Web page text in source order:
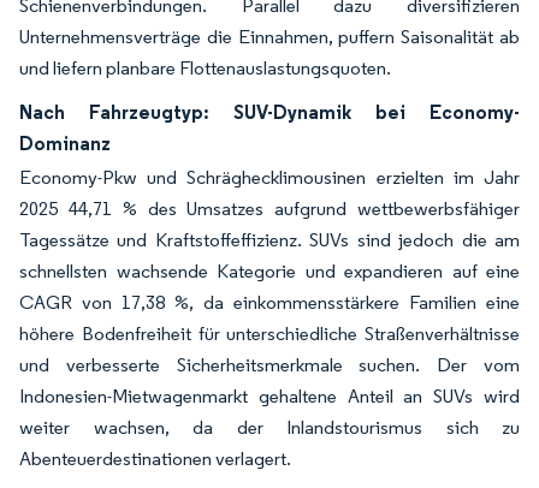
Schienenverbindungen. Parallel dazu diversifizieren
Unternehmensverträge die Einnahmen, puffern Saisonalität ab
und liefern planbare Flottenauslastungsquoten.
Nach Fahrzeugtyp: SUV-Dynamik bei Economy-
Dominanz
Economy-Pkw und Schräghecklimousinen erzielten im Jahr
2025 44,71 % des Umsatzes aufgrund wettbewerbsfähiger
Tagessätze und Kraftstoffeffizienz. SUVs sind jedoch die am
schnellsten wachsende Kategorie und expandieren auf eine
CAGR von 17,38 %, da einkommensstärkere Familien eine
höhere Bodenfreiheit für unterschiedliche Straßenverhältnisse
und verbesserte Sicherheitsmerkmale suchen. Der vom
Indonesien-Mietwagenmarkt gehaltene Anteil an SUVs wird
weiter wachsen, da der Inlandstourismus sich zu
Abenteuerdestinationen verlagert.